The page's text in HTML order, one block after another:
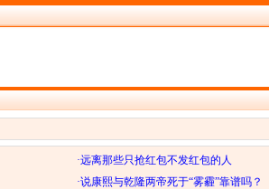
·远离那些只抢红包不发红包的人
·说康熙与乾隆两帝死于“雾霾”靠谱吗？